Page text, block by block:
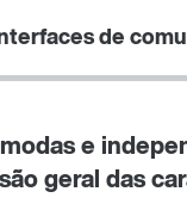
de
e
geral das